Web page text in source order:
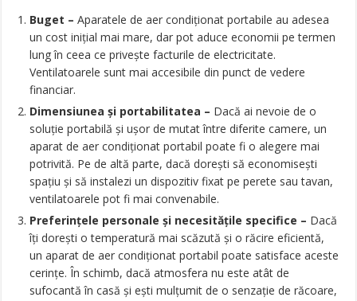
Buget – Aparatele de aer condiționat portabile au adesea
un cost inițial mai mare, dar pot aduce economii pe termen
lung în ceea ce privește facturile de electricitate.
Ventilatoarele sunt mai accesibile din punct de vedere
financiar.
Dimensiunea și portabilitatea – Dacă ai nevoie de o
soluție portabilă și ușor de mutat între diferite camere, un
aparat de aer condiționat portabil poate fi o alegere mai
potrivită. Pe de altă parte, dacă dorești să economisești
spațiu și să instalezi un dispozitiv fixat pe perete sau tavan,
ventilatoarele pot fi mai convenabile.
Preferințele personale și necesitățile specifice – Dacă
îți dorești o temperatură mai scăzută și o răcire eficientă,
un aparat de aer condiționat portabil poate satisface aceste
cerințe. În schimb, dacă atmosfera nu este atât de
sufocantă în casă și ești mulțumit de o senzație de răcoare,